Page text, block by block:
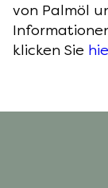
von Palmöl
klicken Sie